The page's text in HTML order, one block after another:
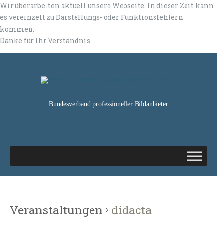
Wir überarbeiten aktuell unsere Webseite. In dieser Zeit kann
es vereinzelt zu Darstellungs- oder Funktionsfehlern
kommen.
Danke für Ihr Verständnis.
Bundesverband professioneller Bildanbieter
Veranstaltungen didacta